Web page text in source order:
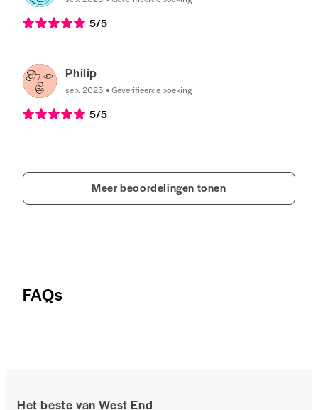
5/5
Philip
sep. 2025 Geverifieerde boeking
5/5
Meer beoordelingen tonen
FAQs
Het beste van West End